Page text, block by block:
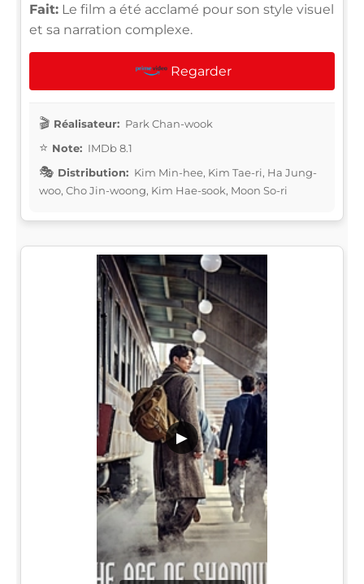
Fait: Le film a été acclamé pour son style visuel
et sa narration complexe.
Regarder
Réalisateur: Park Chan-wook
Note: IMDb 8.1
Distribution: Kim Min-hee, Kim Tae-ri, Ha Jung-
woo, Cho Jin-woong, Kim Hae-sook, Moon So-ri
▶